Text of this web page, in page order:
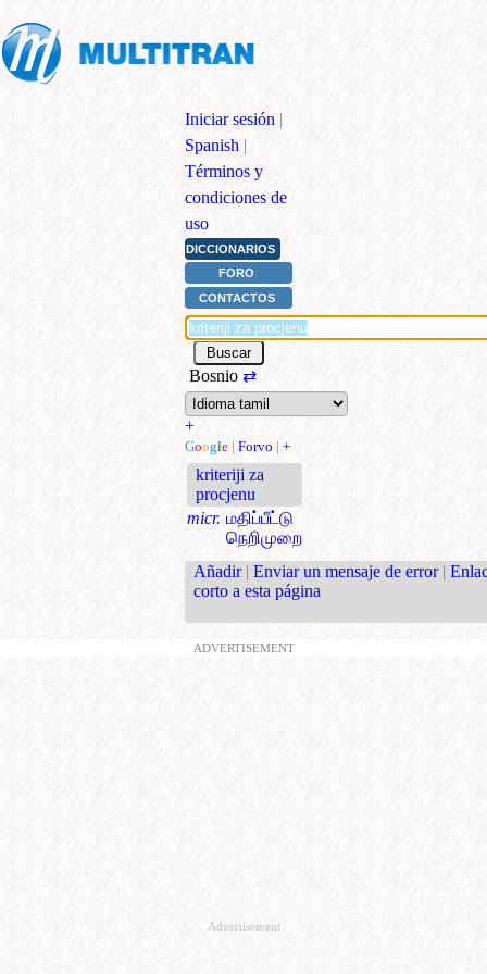
Iniciar sesión |
Spanish |
Términos y
condiciones de
uso
DICCIONARIOS
FORO
CONTACTOS
Bosnio ⇄
+
Google | Forvo | +
kriteriji za
procjenu
micr. மதிப்பீட்டு
நெறிமுறை
Añadir | Enviar un mensaje de error |
corto a esta página
ADVERTISEMENT
Advertisement